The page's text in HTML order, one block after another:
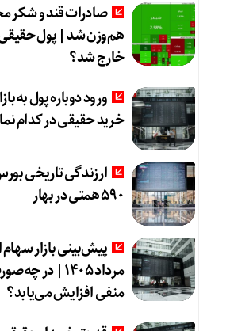
صادرات قند و
هم‌وزن شد | پول حقیقی
خارج شد؟
ورود دوباره پول به
خرید حقیقی در کدام
ارزندگی تاریخی
۵۹۰ همتی در بهار
مرداد ۱۴۰۵ |
منفی افزایش می‌یابد؟